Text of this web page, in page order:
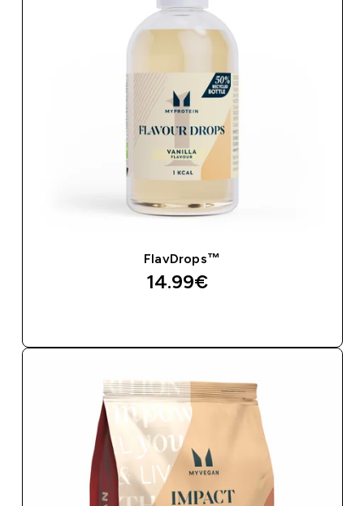
FlavDrops™
14.99€‎